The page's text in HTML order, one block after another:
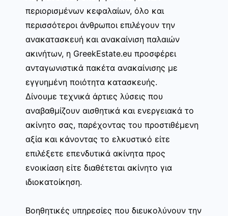
περιορισμένων κεφαλαίων, όλο και
περισσότεροι άνθρωποι επιλέγουν την
ανακατασκευή και ανακαίνιση παλαιών
ακινήτων, η GreekEstate.eu προσφέρει
ανταγωνιστικά πακέτα ανακαίνισης με
εγγυημένη ποιότητα κατασκευής.
Δίνουμε τεχνικά άρτιες λύσεις που
αναβαθμίζουν αισθητικά και ενεργειακά το
ακίνητο σας, παρέχοντας του προστιθέμενη
αξία και κάνοντας το ελκυστικό είτε
επιλέξετε επενδυτικά ακίνητα προς
ενοικίαση είτε διαθέτεται ακίνητο για
ιδιοκατοίκηση.
Βοηθητικές υπηρεσίες που διευκολύνουν την